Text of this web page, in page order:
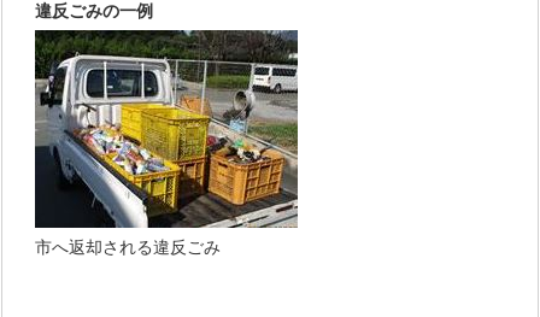
違反ごみの一例
市へ返却される違反ごみ